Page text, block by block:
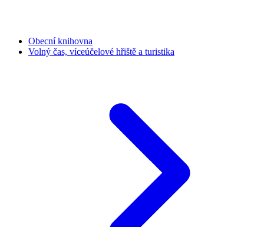
Obecní knihovna
Volný čas, víceúčelové hřiště a turistika